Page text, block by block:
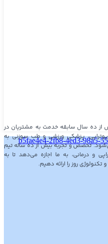
از ده سال سابقه خدمت به مشتریان در
پزشکی ورزشی و طب سوزنی به
تخصص و تجربه بیش از ده ساله تیم
و درمانی، به ما اجازه می‌دهد تا به
روز را ارائه دهیم.